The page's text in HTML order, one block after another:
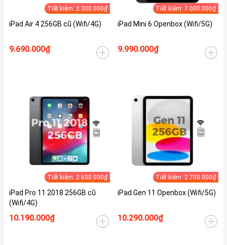
Tiết kiệm: 2.300.000₫
iPad Air 4 256GB cũ (Wifi/4G)
9.690.000₫
Tiết kiệm: 7.000.000₫
iPad Mini 6 Openbox (Wifi/5G)
9.990.000₫
Tiết kiệm: 2.600.000₫
iPad Pro 11 2018 256GB cũ
(Wifi/4G)
10.190.000₫
Tiết kiệm: 2.700.000₫
iPad Gen 11 Openbox (Wifi/5G)
10.290.000₫